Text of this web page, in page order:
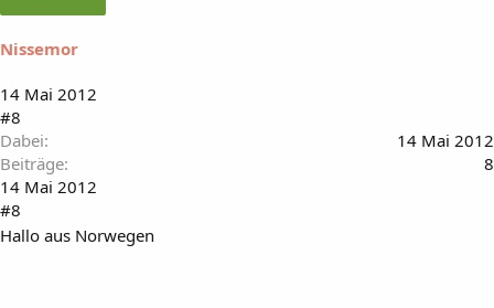
Nissemor
14 Mai 2012
#8
Dabei
14 Mai 2012
Beiträge
8
14 Mai 2012
#8
Hallo aus Norwegen